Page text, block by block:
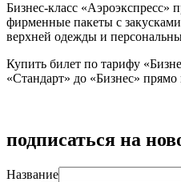
Бизнес-класс «Аэроэкспресс»
фирменные пакеты с
верхней одежды и
Купить билет по тарифу
«Стандарт» до «Бизнес»
подписаться на
Название